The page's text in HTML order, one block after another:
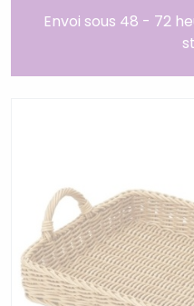
Envoi sous 48 - 72